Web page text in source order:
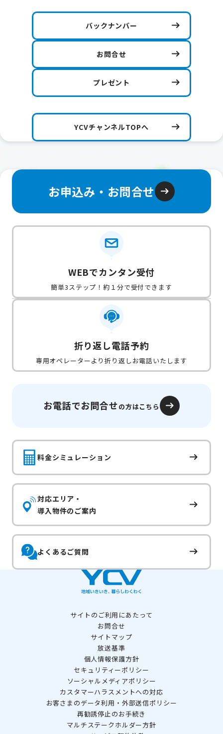
バックナンバー
お問合せ
プレゼント
YCVチャンネルTOPへ
お申込み・お問合せ
WEBでカンタン受付
簡単3ステップ！約１分で受付できます
折り返し電話予約
専用オペレーターより折り返しお電話いたします
お電話でお問合せの方はこちら
料金シミュレーション
対応エリア・
導入物件のご案内
よくあるご質問
サイトのご利用にあたって
お問合せ
サイトマップ
放送基準
個人情報保護方針
セキュリティーポリシー
ソーシャルメディアポリシー
カスタマーハラスメントへの対応
お客さまのデータ利用・外部送信ポリシー
再勧誘停止のお手続き
マルチステークホルダー方針